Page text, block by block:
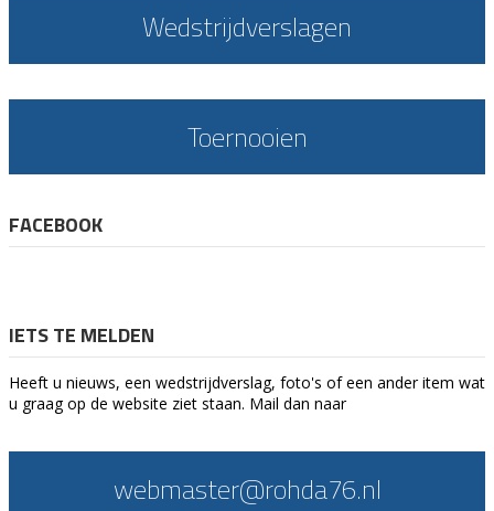
Wedstrijdverslagen
Toernooien
FACEBOOK
IETS TE MELDEN
Heeft u nieuws, een wedstrijdverslag, foto's of een ander item wat
u graag op de website ziet staan. Mail dan naar
webmaster@rohda76.nl